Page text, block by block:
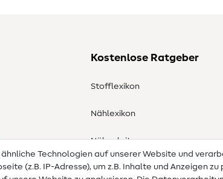
Kostenlose Ratgeber
Stofflexikon
Nählexikon
Nähanleitungen
Technologien auf unserer Website und
(z.B. IP-Adresse), um z.B. Inhalte und Anzeigen